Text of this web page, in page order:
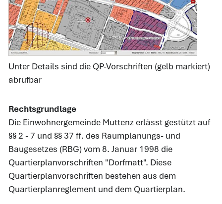
Unter Details sind die QP-Vorschriften (gelb markiert)
abrufbar
Rechtsgrundlage
Die Einwohnergemeinde Muttenz erlässt gestützt auf
§§ 2 - 7 und §§ 37 ff. des Raumplanungs- und
Baugesetzes (RBG) vom 8. Januar 1998 die
Quartierplanvorschriften "Dorfmatt". Diese
Quartierplanvorschriften bestehen aus dem
Quartierplanreglement und dem Quartierplan.